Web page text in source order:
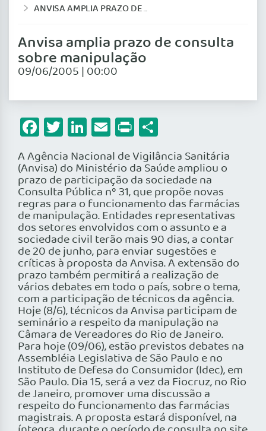
ANVISA AMPLIA PRAZO DE CONSULTA SOBRE MANIPULAÇÃO
Anvisa amplia prazo de consulta
sobre manipulação
09/06/2005 | 00:00
Facebook
Twitter
LinkedIn
Email
Print
A Agência Nacional de Vigilância Sanitária
(Anvisa) do Ministério da Saúde ampliou o
prazo de participação da sociedade na
Consulta Pública nº 31, que propõe novas
regras para o funcionamento das farmácias
de manipulação. Entidades representativas
dos setores envolvidos com o assunto e a
sociedade civil terão mais 90 dias, a contar
de 20 de junho, para enviar sugestões e
críticas à proposta da Anvisa. A extensão do
prazo também permitirá a realização de
vários debates em todo o país, sobre o tema,
com a participação de técnicos da agência.
Hoje (8/6), técnicos da Anvisa participam de
seminário a respeito da manipulação na
Câmara de Vereadores do Rio de Janeiro.
Para hoje (09/06), estão previstos debates na
Assembléia Legislativa de São Paulo e no
Instituto de Defesa do Consumidor (Idec), em
São Paulo. Dia 15, será a vez da Fiocruz, no Rio
de Janeiro, promover uma discussão a
respeito do funcionamento das farmácias
magistrais. A proposta estará disponível, na